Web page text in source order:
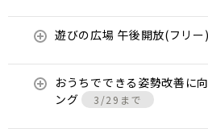
遊びの広場 午後開放(フリー)
おうちでできる姿勢改善に
ング
3/29まで